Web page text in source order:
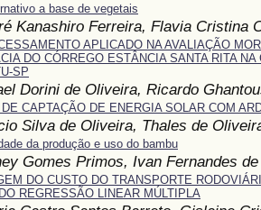
a base de vegetais
Kanashiro Ferreira, Flavia Cristina
APLICADO NA AVALIAÇÃO
DO CÓRREGO ESTÂNCIA SANTA RITA NA
SP
Dorini de Oliveira, Ricardo
CAPTAÇÃO DE ENERGIA SOLAR COM
Silva de Oliveira, Thales de
da produção e uso do bambu
Gomes Primos, Ivan Fernandes
DO CUSTO DO TRANSPORTE
REGRESSÃO LINEAR MÚLTIPLA